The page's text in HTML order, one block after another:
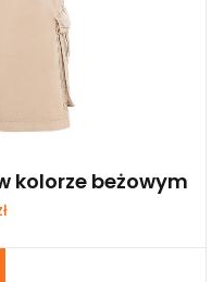
kolorze beżowym
Teraz